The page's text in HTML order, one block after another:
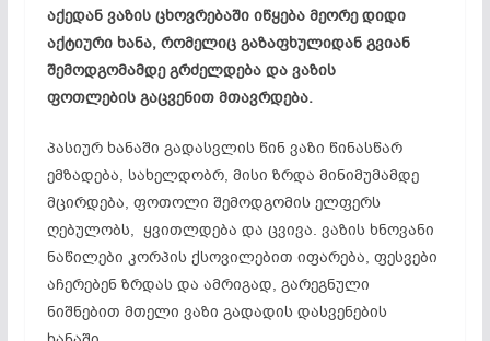
აქედან ვაზის ცხოვრებაში იწყება მეორე დიდი
აქტიური ხანა, რომელიც გაზაფხულიდან გვიან
შემოდგომამდე გრძელდება და ვაზის
ფოთლების გაცვენით მთავრდება.
პასიურ ხანაში გადასვლის წინ ვაზი წინასწარ
ემზადება, სახელდობრ, მისი ზრდა მინიმუმამდე
მცირდება, ფოთოლი შემოდგომის ელფერს
ღებულობს, ყვითლდება და ცვივა. ვაზის ხნოვანი
ნაწილები კორპის ქსოვილებით იფარება, ფესვები
აჩერებენ ზრდას და ამრიგად, გარეგნული
ნიშნებით მთელი ვაზი გადადის დასვენების